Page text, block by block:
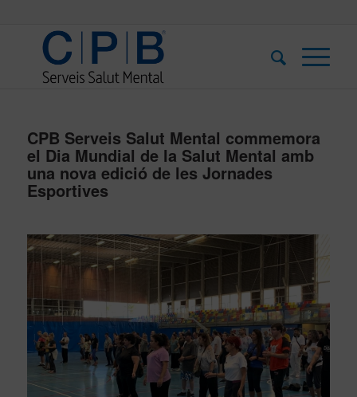
CPB Serveis Salut Mental commemora
el Dia Mundial de la Salut Mental amb
una nova edició de les Jornades
Esportives